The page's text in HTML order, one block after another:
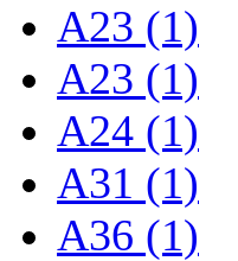
A23 (1)
A23 (1)
A24 (1)
A31 (1)
A36 (1)